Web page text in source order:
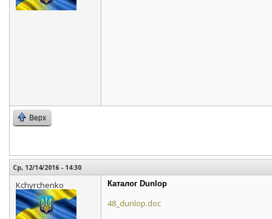
Верх
Ср, 12/14/2016 - 14:30
Kchyrchenko Каталог Dunlop
48_dunlop.doc